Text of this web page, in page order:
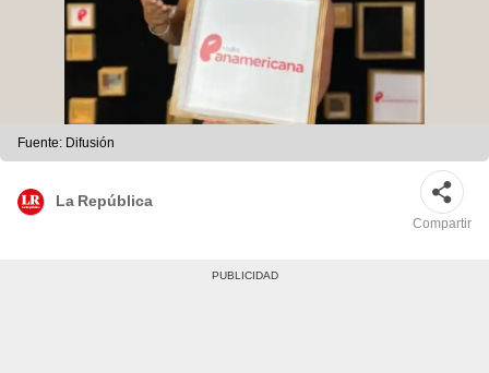
Fuente: Difusión
La República
Compartir